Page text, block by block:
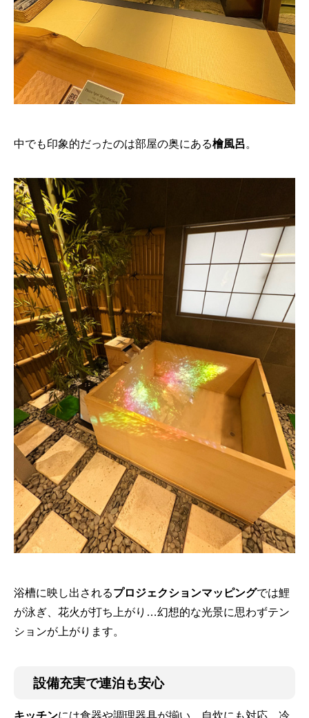
中でも印象的だったのは部屋の奥にある檜風呂。
浴槽に映し出されるプロジェクションマッピングでは鯉
が泳ぎ、花火が打ち上がり…幻想的な光景に思わずテン
ションが上がります。
設備充実で連泊も安心
キッチンには食器や調理器具が揃い、自炊にも対応。冷